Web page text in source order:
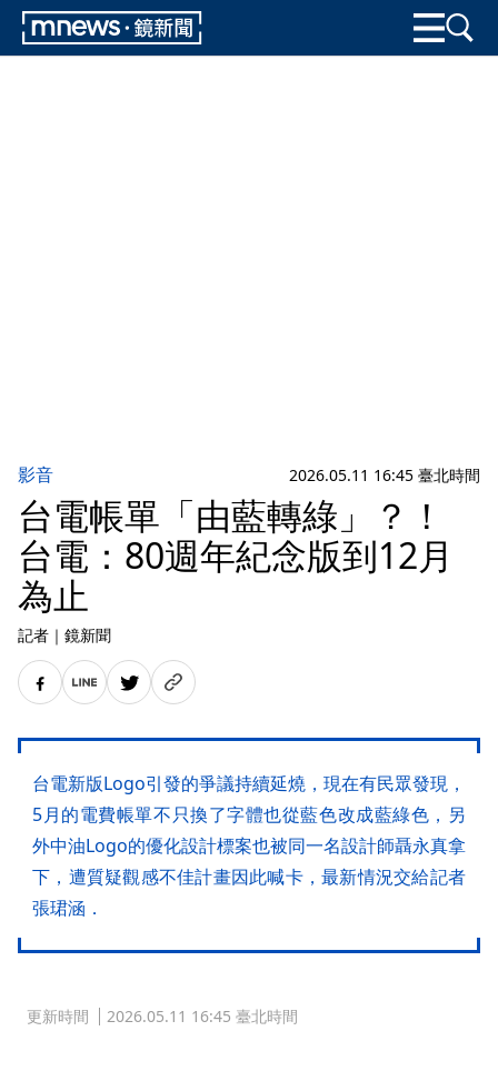
影音 2026.05.11 16:45 臺北時間
台電帳單「由藍轉綠」？！
台電：80週年紀念版到12月
為止
記者 ｜ 鏡新聞
台電新版Logo引發的爭議持續延燒，現在有民眾發現，
5月的電費帳單不只換了字體也從藍色改成藍綠色，另
外中油Logo的優化設計標案也被同一名設計師聶永真拿
下，遭質疑觀感不佳計畫因此喊卡，最新情況交給記者
張珺涵．
更新時間 2026.05.11 16:45 臺北時間